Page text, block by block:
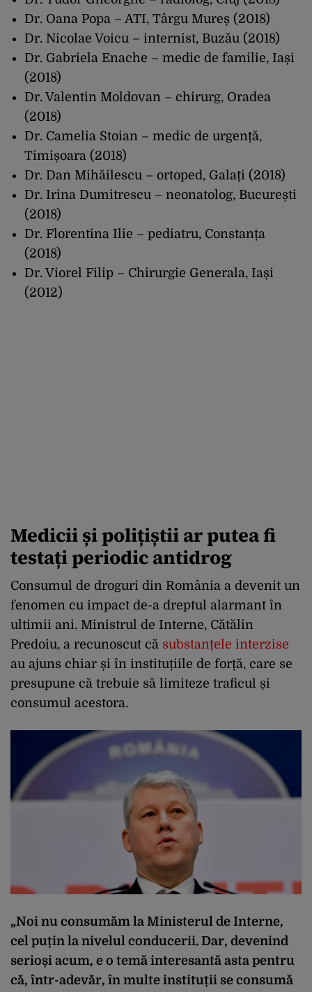
Dr. Oana Popa – ATI, Târgu Mureș (2018)
Dr. Nicolae Voicu – internist, Buzău (2018)
Dr. Gabriela Enache – medic de familie, Iași
(2018)
Dr. Valentin Moldovan – chirurg, Oradea
(2018)
Dr. Camelia Stoian – medic de urgență,
Timișoara (2018)
Dr. Dan Mihăilescu – ortoped, Galați (2018)
Dr. Irina Dumitrescu – neonatolog, București
(2018)
Dr. Florentina Ilie – pediatru, Constanța
(2018)
Dr. Viorel Filip – Chirurgie Generala, Iași
(2012)
Medicii și polițiștii ar putea fi
testați periodic antidrog
Consumul de droguri din România a devenit un
fenomen cu impact de-a dreptul alarmant în
ultimii ani. Ministrul de Interne, Cătălin
Predoiu, a recunoscut că substanțele interzise
au ajuns chiar și în instituțiile de forță, care se
presupune că trebuie să limiteze traficul și
consumul acestora.
„Noi nu consumăm la Ministerul de Interne,
cel puțin la nivelul conducerii. Dar, devenind
serioși acum, e o temă interesantă asta pentru
că, într-adevăr, în multe instituții se consumă